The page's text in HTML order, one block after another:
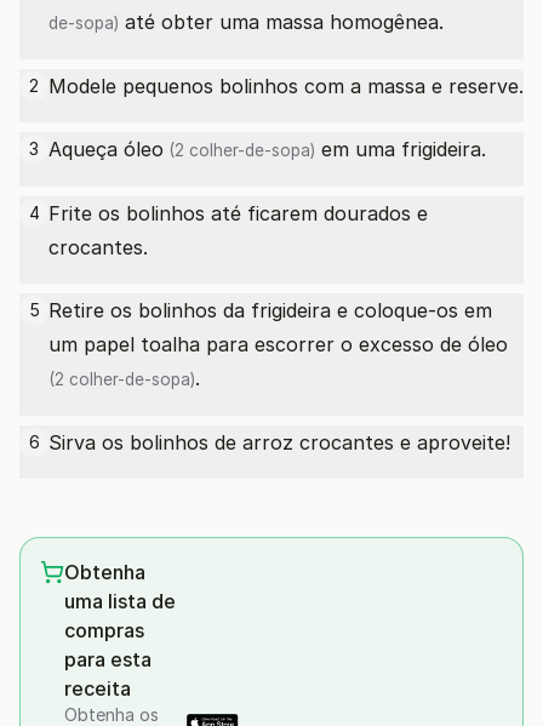
de-sopa) até obter uma massa homogênea.
2 Modele pequenos bolinhos com a massa e reserve.
3 Aqueça óleo (2 colher-de-sopa) em uma frigideira.
4 Frite os bolinhos até ficarem dourados e
crocantes.
5 Retire os bolinhos da frigideira e coloque-os em
um papel toalha para escorrer o excesso de óleo
(2 colher-de-sopa).
6 Sirva os bolinhos de arroz crocantes e aproveite!
Obtenha
uma lista de
compras
para esta
receita
Obtenha os